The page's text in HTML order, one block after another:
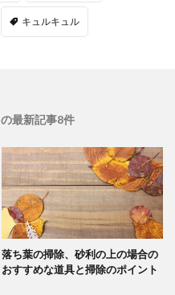
キュルキュル
の最新記事8件
落ち葉の掃除、砂利の上の場合の
おすすめな道具と掃除のポイント